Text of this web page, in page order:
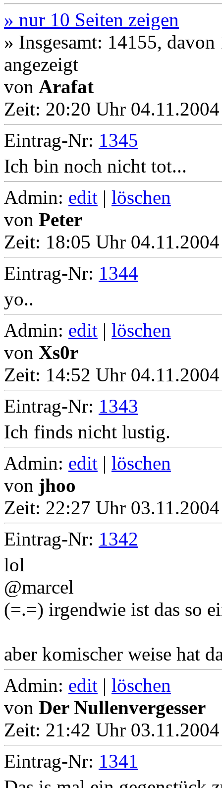
» nur 10 Seiten zeigen
» Insgesamt: 14155,
angezeigt
von Arafat
Zeit: 20:20 Uhr
Eintrag-Nr: 1345
Ich bin noch nicht tot...
Admin: edit | löschen
von Peter
Zeit: 18:05 Uhr
Eintrag-Nr: 1344
yo..
Admin: edit | löschen
von Xs0r
Zeit: 14:52 Uhr
Eintrag-Nr: 1343
Ich finds nicht lustig.
Admin: edit | löschen
von jhoo
Zeit: 22:27 Uhr
Eintrag-Nr: 1342
lol
@marcel
(=.=) irgendwie ist das so
aber komischer weise hat
Admin: edit | löschen
von Der Nullenvergesser
Zeit: 21:42 Uhr
Eintrag-Nr: 1341